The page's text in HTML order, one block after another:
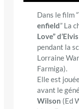
Dans le film “
enfield” La
Love”
pendant la
Lorraine
Farmiga).
Elle est
avant le
Wilson (Ed